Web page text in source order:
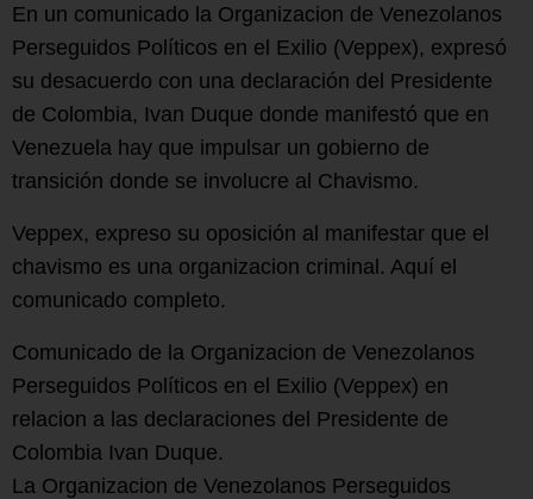
En un comunicado la Organizacion de Venezolanos
Perseguidos Políticos en el Exilio (Veppex), expresó
su desacuerdo con una declaración del Presidente
de Colombia, Ivan Duque donde manifestó que en
Venezuela hay que impulsar un gobierno de
transición donde se involucre al Chavismo.
Veppex, expreso su oposición al manifestar que el
chavismo es una organizacion criminal. Aquí el
comunicado completo.
Comunicado de la Organizacion de Venezolanos
Perseguidos Políticos en el Exilio (Veppex) en
relacion a las declaraciones del Presidente de
Colombia Ivan Duque.
La Organizacion de Venezolanos Perseguidos